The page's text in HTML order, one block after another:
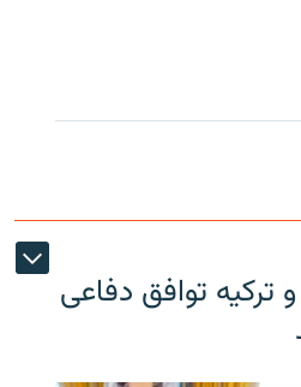
ترکیه توافق دفاعی